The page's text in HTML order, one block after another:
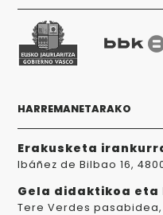
HARREMANETARAKO
Erakusketa
Ibáñez de Bilbao 16,
Gela didaktikoa
Tere Verdes